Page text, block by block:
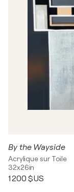
By the Wayside
Acrylique sur Toile
32x26in
1 200 $US